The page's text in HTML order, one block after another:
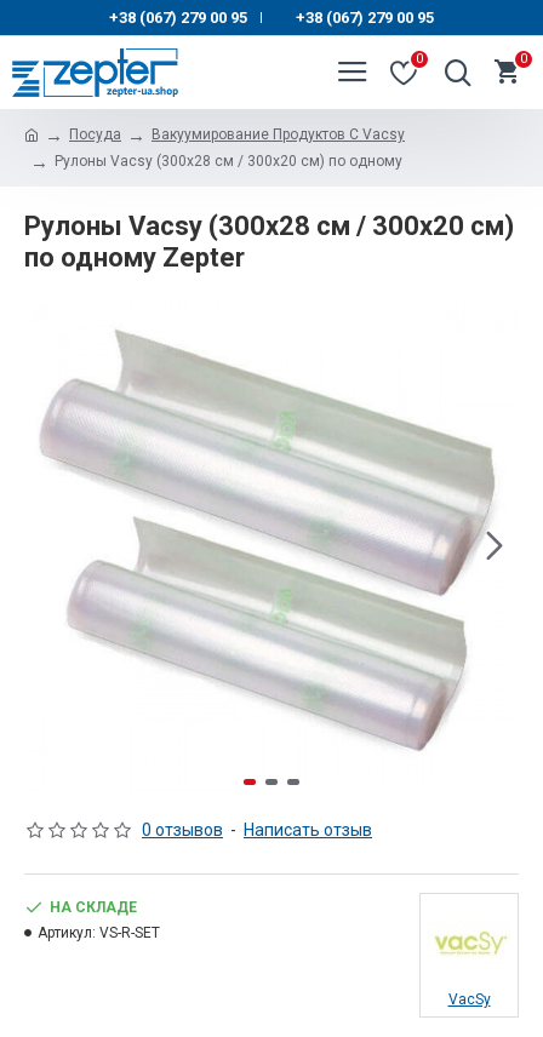
+38 (067) 279 00 95 | +38 (067) 279 00 95
0 0
Посуда
Вакуумирование Продуктов С Vacsy
Рулоны Vacsy (300x28 см / 300x20 см) по одному
Рулоны Vacsy (300x28 см / 300x20 см)
по одному Zepter
0 отзывов - Написать отзыв
НА СКЛАДЕ
Артикул: VS-R-SET
VacSy